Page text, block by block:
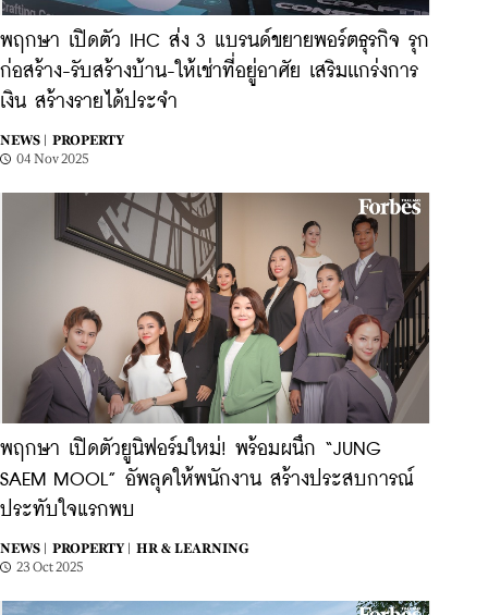
พฤกษา เปิดตัว IHC ส่ง 3 แบรนด์ขยายพอร์ตธุรกิจ รุก
ก่อสร้าง-รับสร้างบ้าน-ให้เช่าที่อยู่อาศัย เสริมเเกร่งการ
เงิน สร้างรายได้ประจำ
NEWS |
PROPERTY
04 Nov 2025
พฤกษา เปิดตัวยูนิฟอร์มใหม่! พร้อมผนึก “JUNG
SAEM MOOL” อัพลุคให้พนักงาน สร้างประสบการณ์
ประทับใจแรกพบ
NEWS | PROPERTY |
HR & LEARNING
23 Oct 2025